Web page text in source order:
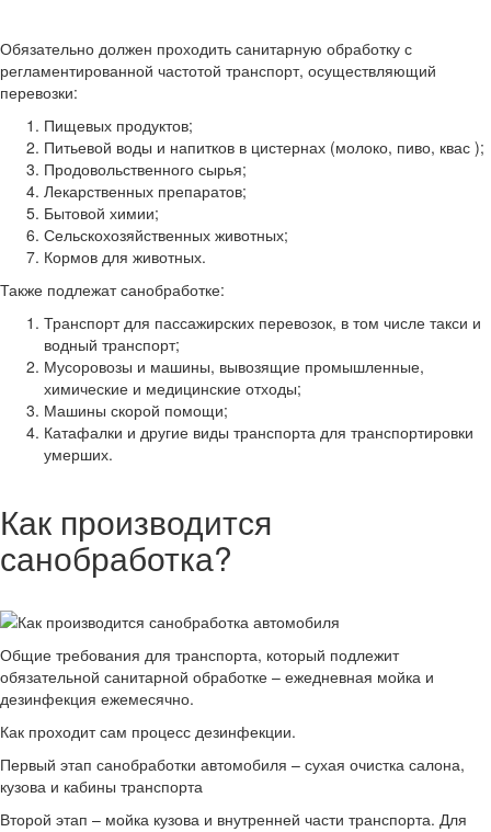
Обязательно должен проходить санитарную обработку с
регламентированной частотой транспорт, осуществляющий
перевозки:
Пищевых продуктов;
Питьевой воды и напитков в цистернах (молоко, пиво, квас );
Продовольственного сырья;
Лекарственных препаратов;
Бытовой химии;
Сельскохозяйственных животных;
Кормов для животных.
Также подлежат санобработке:
Транспорт для пассажирских перевозок, в том числе такси и
водный транспорт;
Мусоровозы и машины, вывозящие промышленные,
химические и медицинские отходы;
Машины скорой помощи;
Катафалки и другие виды транспорта для транспортировки
умерших.
Как производится
санобработка?
Общие требования для транспорта, который подлежит
обязательной санитарной обработке – ежедневная мойка и
дезинфекция ежемесячно.
Как проходит сам процесс дезинфекции.
Первый этап санобработки автомобиля – сухая очистка салона,
кузова и кабины транспорта
Второй этап – мойка кузова и внутренней части транспорта. Для